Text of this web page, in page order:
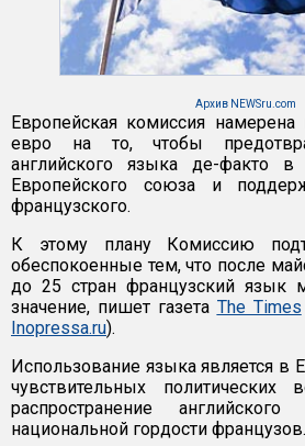
Архив NEWSru.com
Европейская комиссия намерена
евро на то, чтобы
английского языка де-факто
Европейского союза и
французского.
К этому плану Комиссию
обеспокоенные тем, что после
до 25 стран французский язык
значение, пишет газета The Times
Inopressa.ru).
Использование языка является в
чувствительных политических
распространение
национальной гордости французов.